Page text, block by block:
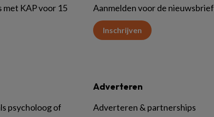
met KAP voor 15
Aanmelden voor de nieuwsbrief
Inschrijven
psycholoog of
Adverteren
Adverteren & partnerships